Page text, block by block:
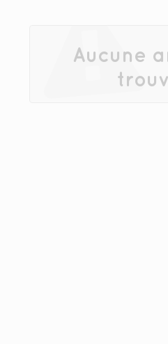
Aucune